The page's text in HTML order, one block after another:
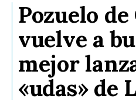
Pozuelo
vuelve a
mejor
«udas» de